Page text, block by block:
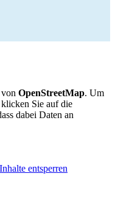
OpenStreetMap. Um
Sie auf die
dabei Daten an
entsperren